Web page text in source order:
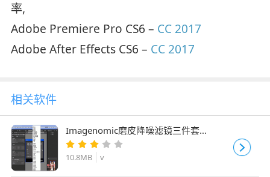
率,
Adobe Premiere Pro CS6 – CC 2017
Adobe After Effects CS6 – CC 2017
相关软件
Imagenomic磨皮降噪滤镜三件套
Imagenomic Professional Suite 汉化版
64/32位
10.8MB v